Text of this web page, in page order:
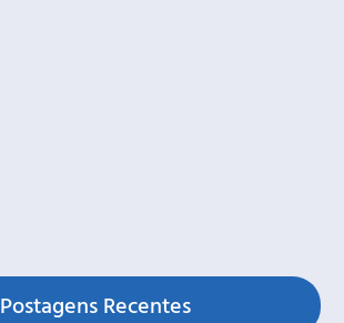
Postagens Recentes